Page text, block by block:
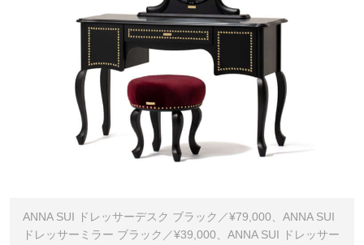
ANNA SUI ドレッサーデスク ブラック／¥79,000、ANNA SUI
ドレッサーミラー ブラック／¥39,000、ANNA SUI ドレッサー